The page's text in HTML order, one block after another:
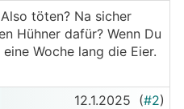
töten? Na sicher
Hühner dafür? Wenn Du
Woche lang die Eier.
12.1.2025 (#2)